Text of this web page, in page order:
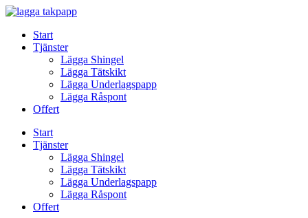
Skip
contentStart
Tjänster
Lägga Shingel
Lägga Tätskikt
Lägga Underlagspapp
Lägga Råspont
Offert
Start
Tjänster
Lägga Shingel
Lägga Tätskikt
Lägga Underlagspapp
Lägga Råspont
Offert